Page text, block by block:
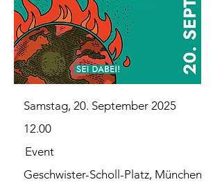
Samstag, 20. September 2025
12.00
Event
Geschwister-Scholl-Platz, München